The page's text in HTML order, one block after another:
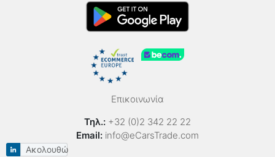
Επικοινωνία
Τηλ.: +32 (0)2 342 22 22
Email: info@eCarsTrade.com
Ακολουθώ